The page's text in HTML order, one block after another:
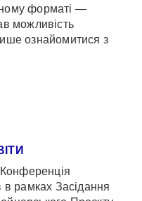
форматі —
можливість
ознайомитися з
в рамках Засідання